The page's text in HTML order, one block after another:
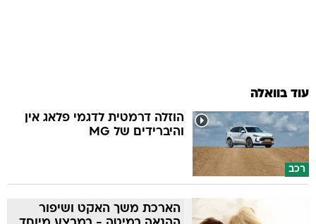
עוד בוואלה
רכב
הוזלה דרמטית לדגמי פלאג אין
והיברידים של MG
הארכת משך האקט ושיפור